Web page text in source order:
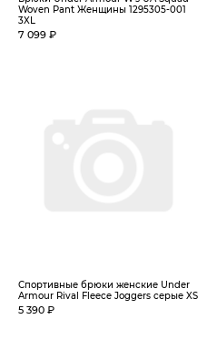
Woven Pant Женщины 1295305-001
3XL
7 099 ₽
Спортивные брюки женские Under
Armour Rival Fleece Joggers серые XS
5 390 ₽